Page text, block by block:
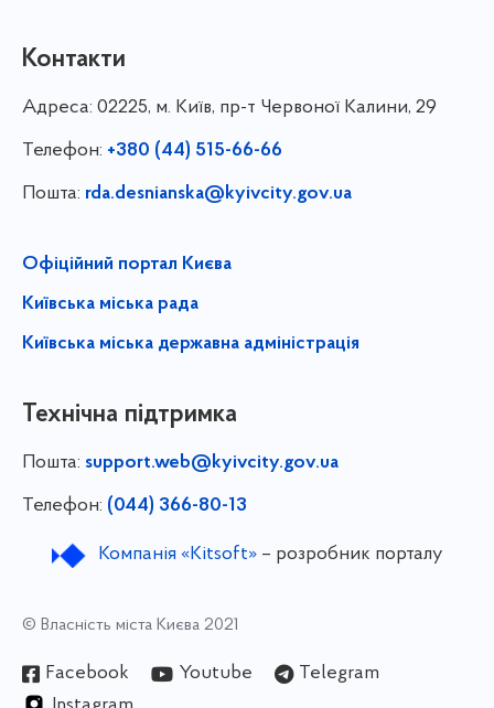
Контакти
Адреса: 02225, м. Київ, пр-т Червоної Калини, 29
Телефон: +380 (44) 515-66-66
Пошта: rda.desnianska@kyivcity.gov.ua
Офіційний портал Києва
Київська міська рада
Київська міська державна адміністрація
Технічна підтримка
Пошта: support.web@kyivcity.gov.ua
Телефон: (044) 366-80-13
Компанія «Kitsoft»– розробник порталу
© Власність міста Києва 2021
Facebook Youtube
Telegram